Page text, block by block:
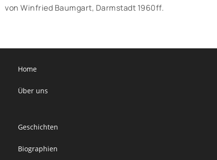
von Winfried Baumgart, Darmstadt 1960ff.
Home
Über uns
Geschichten
Biographien